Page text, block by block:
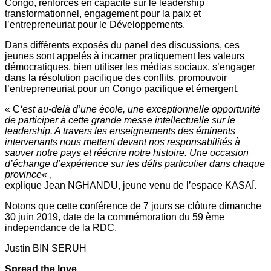
Congo, renforcés en capacité sur le leadership
transformationnel, engagement pour la paix et
l’entrepreneuriat pour le Développements.
Dans différents exposés du panel des discussions, ces
jeunes sont appelés à incarner pratiquement les valeurs
démocratiques, bien utiliser les médias sociaux, s’engager
dans la résolution pacifique des conflits, promouvoir
l’entrepreneuriat pour un Congo pacifique et émergent.
« C‘est au-delà d’une école, une exceptionnelle opportunité
de participer à cette grande messe intellectuelle sur le
leadership. A travers les enseignements des éminents
intervenants nous mettent devant nos responsabilités à
sauver notre pays et réécrire notre histoire. Une occasion
d’échange d’expérience sur les défis particulier dans chaque
province« ,
explique Jean NGHANDU, jeune venu de l’espace KASAÏ.
Notons que cette conférence de 7 jours se clôture dimanche
30 juin 2019, date de la commémoration du 59 ème
independance de la RDC.
Justin BIN SERUH